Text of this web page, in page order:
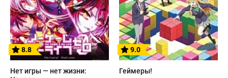
8.8
Нет игры — нет жизни:
9.0
Геймеры!